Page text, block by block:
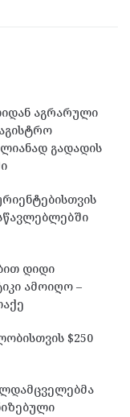
აგრარული
გადადის
დიდი
ამოიღო –
$250